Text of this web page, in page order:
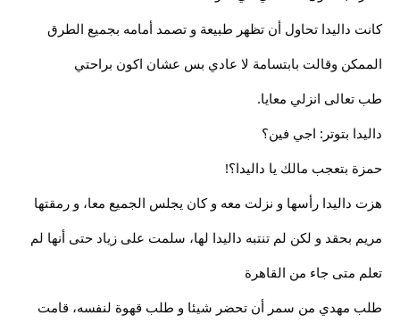
كانت داليدا تحاول أن تظهر طبيعة و تصمد أمامه بجميع الطرق
الممكن وقالت بابتسامة لا عادي بس عشان اكون براحتي
طب تعالى انزلي معايا.
داليدا بتوتر: اجي فين؟
حمزة بتعجب مالك يا داليدا؟!
هزت داليدا رأسها و نزلت معه و كان يجلس الجميع معا، و رمقتها
مريم بحقد و لكن لم تنتبه داليدا لها، سلمت على زياد حتى أنها لم
تعلم متى جاء من القاهرة
طلب مهدي من سمر أن تحضر شيئا و طلب قهوة لنفسه، قامت